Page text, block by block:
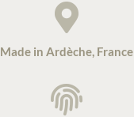

Made in Ardèche, France
